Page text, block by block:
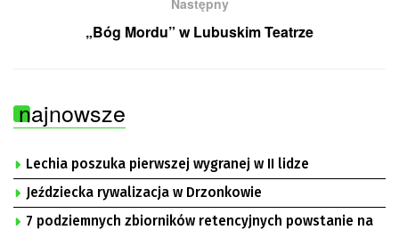
„Bóg Mordu” w Lubuskim Teatrze
najnowsze
Lechia poszuka pierwszej wygranej w II lidze
Jeździecka rywalizacja w Drzonkowie
7 podziemnych zbiorników retencyjnych powstanie na